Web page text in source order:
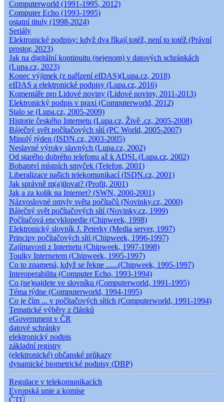
Computerworld (1991-1995, 2012)
Computer Echo (1993-1995)
ostatní tituly (1998-2024)
Seriály
Elektronické podpisy: když dva říkají totéž, není to totéž (Právní
prostor, 2023)
Jak na digitální kontinuitu (nejenom) v datových schránkách
(Lupa.cz, 2023)
Konec výjimek (z nařízení eIDAS)(Lupa.cz, 2018)
eIDAS a elektronické podpisy (Lupa.cz, 2016)
Komentáře pro Lidové noviny (Lidové noviny, 2011-2013)
Elektronický podpis v praxi (Computerworld, 2012)
Stalo se (Lupa.cz, 2005-2009)
Historie českého Internetu (Lupa.cz, Živě .cz, 2005-2008)
Báječný svět počítačových sítí (PC World, 2005-2007)
Minulý týden (ISDN.cz, 2003-2005)
Neslavné výroky slavných (Lupa.cz, 2002)
Od starého dobrého telefonu až k ADSL (Lupa.cz, 2002)
Bohatství místních smyček (Telefon, 2001)
Liberalizace našich telekomunikací (ISDN.cz, 2001)
Jak správně m(a)ilovat? (Profit, 2001)
Jak a za kolik na Internet? (SWN, 2000-2001)
Názvoslovné omyly světa počítačů (Novinky.cz, 2000)
Báječný svět počítačových sítí (Novinky.cz, 1999)
Počítačová encyklopedie (Chipweek, 1998)
Elektronický slovník J. Peterky (Media server, 1997)
Principy počítačových sítí (Chipweek, 1996-1997)
Zajímavosti z Internetu (Chipweek, 1997-1998)
Toulky Internetem (Chipweek, 1995-1997)
Co to znamená, když se řekne ......(Chipweek, 1995-1997)
Interoperabilita (Computer Echo, 1993-1994)
Co (ne)najdete ve slovníku (Computerworld, 1991-1995)
Téma týdne (Computerworld, 1994-1995)
Co je čím ... v počítačových sítích (Computerworld, 1991-1994)
Tematické výběry z článků
eGovernment v ČR
datové schránky
elektronický podpis
základní registry
(elektronické) občanské průkazy
dynamické biometrické podpisy (DBP)
Regulace v telekomunikacích
Evropská unie a komise
ČTÚ